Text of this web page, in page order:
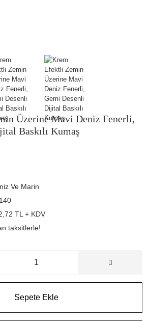
Üzerine Mavi Deniz Fenerli,
Baskılı Kumaş
Ve Marin
TL + KDV
taksitlerle!
Sepete Ekle